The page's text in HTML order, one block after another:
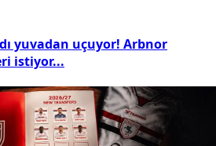
yuvadan uçuyor! Arbnor
istiyor...